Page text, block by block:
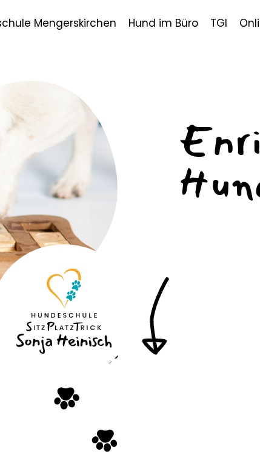
Mengerskirchen Hund im Büro TGI